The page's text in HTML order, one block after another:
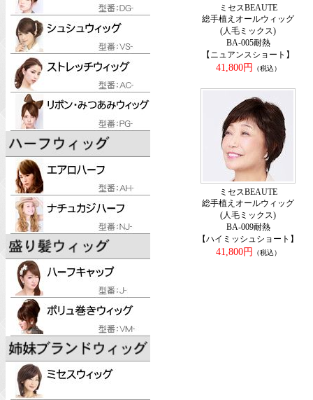
ミセスBEAUTE
総手植えオールウィッグ
(人毛ミックス)
BA-005耐熱
【ニュアンスショート】
41,800円
（税込）
ミセスBEAUTE
総手植えオールウィッグ
(人毛ミックス)
BA-009耐熱
【ハイミッシュショート】
41,800円
（税込）